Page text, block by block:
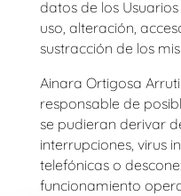
datos de los
uso, alteración,
sustracción de los
Ainara Ortigosa
responsable de
se pudieran derivar
interrupciones, virus
telefónicas o
funcionamiento